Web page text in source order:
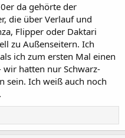
da gehörte der
die über Verlauf und
Flipper oder Daktari
zu Außenseitern. Ich
ich zum ersten Mal einen
wir hatten nur Schwarz-
sein. Ich weiß auch noch